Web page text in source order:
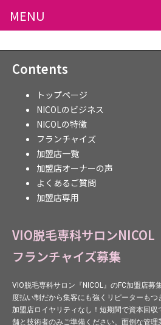
Contents
トップページ
NICOLのビジネス
NICOLの特徴
フランチャイズ
加盟店一覧
加盟店オーナーの声
よくあるご質問
加盟店専用
VIO脱毛専科サロンNICOL
フランチャイズ募集
VIO脱毛専科サロン『NICOL』のFC加盟店募
度払い制だから集客にも強くリピーターもつ
加盟店ロイヤリティなし！短期間で資本回
舗と技術者のみご準備ください。面倒な管理
MENU